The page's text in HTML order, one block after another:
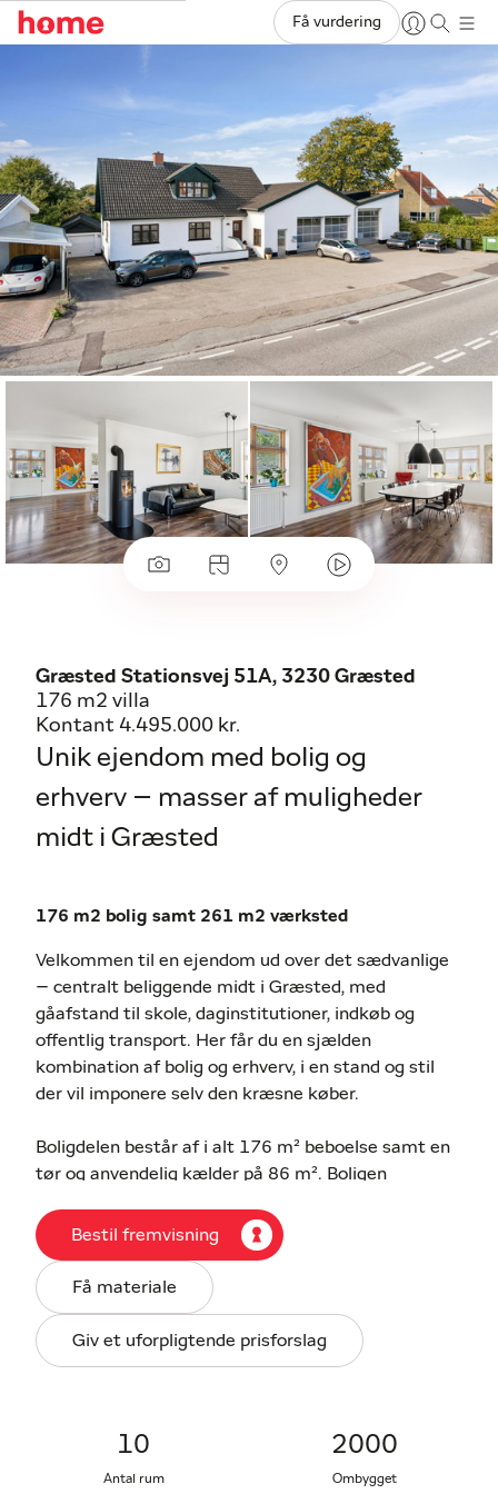
Få vurdering
Græsted Stationsvej 51A, 3230 Græsted
176 m2 villa
Kontant 4.495.000 kr.
Unik ejendom med bolig og
erhverv – masser af muligheder
midt i Græsted
176 m2 bolig samt 261 m2 værksted
Velkommen til en ejendom ud over det sædvanlige
– centralt beliggende midt i Græsted, med
gåafstand til skole, daginstitutioner, indkøb og
offentlig transport. Her får du en sjælden
kombination af bolig og erhverv, i en stand og stil
der vil imponere selv den kræsne køber.
Boligdelen består af i alt 176 m² beboelse samt en
tør og anvendelig kælder på 86 m². Boligen
moderne løsninger og en god rumfordeling. Du
bydes velkommen i en rummelig entré med trappe
til 1. salen. Stueplanet byder på en stor og lys
opholdsstue i åben forbindelse med spisestuen,
hvorfra der er adgang til et stilfuldt, nyere renoveret
køkken. Fra stuen er der udgang til en skøn
På 1. sal finder du et møblérbart repos, et
Bestil fremvisning
Få materiale
Giv et uforpligtende prisforslag
10
Antal rum
2000
Ombygget